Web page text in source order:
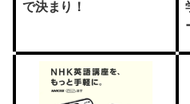
で決まり！